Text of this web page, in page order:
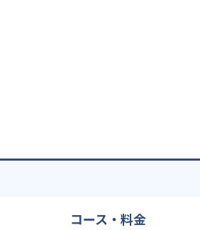
コース・料金